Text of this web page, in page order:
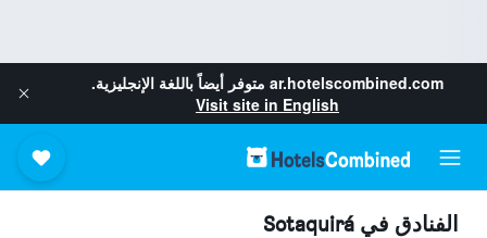
ar.hotelscombined.com متوفر أيضاً باللغة الإنجليزية.
Visit site in English
الفنادق في Sotaquirá